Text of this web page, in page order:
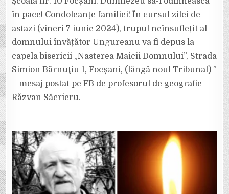
în pace! Condoleanțe familiei! În cursul zilei de
astazi (vineri 7 iunie 2024), trupul neînsuflețit al
domnului învățător Ungureanu va fi depus la
capela bisericii „Nasterea Maicii Domnului”, Strada
Simion Bărnuţiu 1, Focșani, (lângă noul Tribunal) ”
– mesaj postat pe FB de profesorul de geografie
Răzvan Săcrieru.